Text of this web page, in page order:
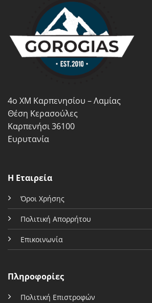
επιλογές
μπορούν
να
επιλεγούν
προϊόντος
μπορούν
να
επιλεγούν
4ο ΧΜ Καρπενησίου – Λαμίας
Θέση Κερασούλες
Καρπενήσι 36100
Ευρυτανία
Η Εταιρεία
Όροι Χρήσης
Πολιτική Απορρήτου
Επικοινωνία
Πληροφορίες
Πολιτική Επιστροφών